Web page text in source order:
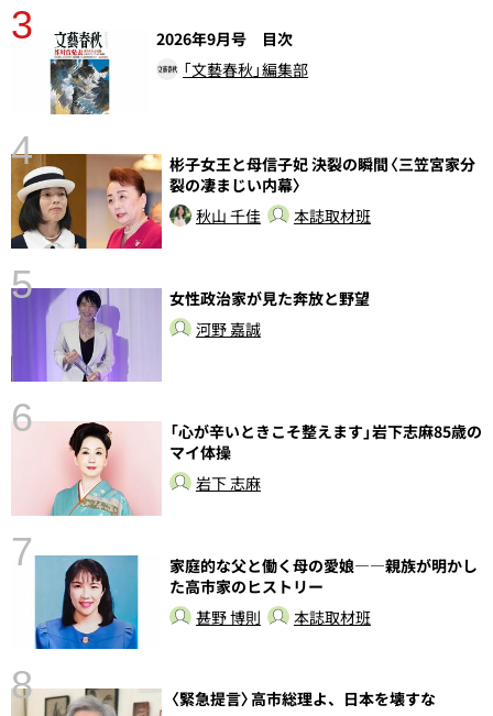
3
2026年9月号 目次
「文藝春秋」編集部
4
彬子女王と母信子妃 決裂の瞬間〈三笠宮家分
裂の凄まじい内幕〉
秋山 千佳
本誌取材班
5
女性政治家が見た奔放と野望
河野 嘉誠
6
「心が辛いときこそ整えます」岩下志麻85歳の
マイ体操
岩下 志麻
7
家庭的な父と働く母の愛娘――親族が明かし
た高市家のヒストリー
甚野 博則
本誌取材班
8
〈緊急提言〉高市総理よ、日本を壊すな